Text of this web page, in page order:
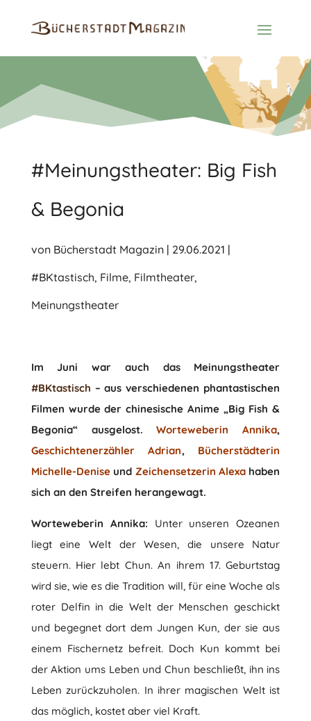
#Meinungstheater: Big Fish
& Begonia
von Bücherstadt Magazin| 29.06.2021 |
#BKtastisch, Filme, Filmtheater,
Meinungstheater
Im Juni war auch das Meinungstheater
#BKtastisch – aus verschiedenen phantastischen
Filmen wurde der chinesische Anime „Big Fish &
Begonia“ ausgelost.Worteweberin Annika,
Geschichtenerzähler Adrian, Bücherstädterin
Michelle-Deniseund Zeichensetzerin Alexahaben
sich an den Streifen herangewagt.
Worteweberin Annika: Unter unseren Ozeanen
liegt eine Welt der Wesen, die unsere Natur
steuern. Hier lebt Chun. An ihrem 17. Geburtstag
wird sie, wie es die Tradition will, für eine Woche als
roter Delfin in die Welt der Menschen geschickt
und begegnet dort dem Jungen Kun, der sie aus
einem Fischernetz befreit. Doch Kun kommt bei
der Aktion ums Leben und Chun beschließt, ihn ins
Leben zurückzuholen. In ihrer magischen Welt ist
das möglich, kostet aber viel Kraft.